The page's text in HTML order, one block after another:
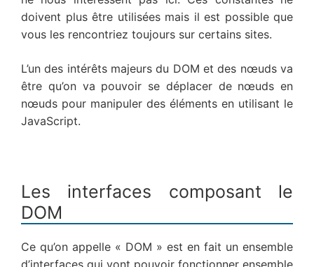
doivent plus être utilisées mais il est possible que
vous les rencontriez toujours sur certains sites.
L’un des intérêts majeurs du DOM et des nœuds va
être qu’on va pouvoir se déplacer de nœuds en
nœuds pour manipuler des éléments en utilisant le
JavaScript.
Les interfaces composant le
DOM
Ce qu’on appelle « DOM » est en fait un ensemble